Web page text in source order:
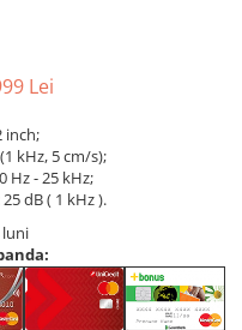
Lei
inch;
kHz, 5 cm/s);
Hz - 25 kHz;
dB ( 1 kHz ).
luni